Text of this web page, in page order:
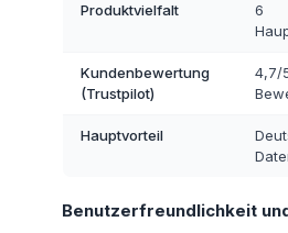
Produktvielfalt
6
Kundenbewertung
(Trustpilot)
4,7/
Hauptvorteil
Benutzerfreundlichkeit